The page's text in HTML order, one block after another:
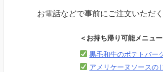
お電話などで事前にご注文いただ
＜お持ち帰り可能メニュ
黒毛和牛のポテトバー
アメリケーヌソースの